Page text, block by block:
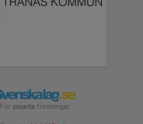
För smarta föreningar